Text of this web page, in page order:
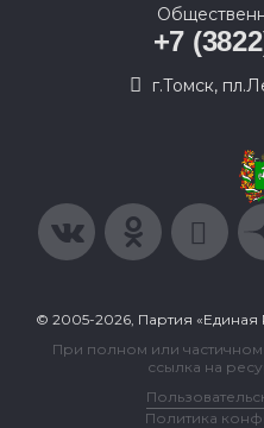
+7
г.Томск,
© 2005-2026, Партия
При полном или
ссылка на
Политика